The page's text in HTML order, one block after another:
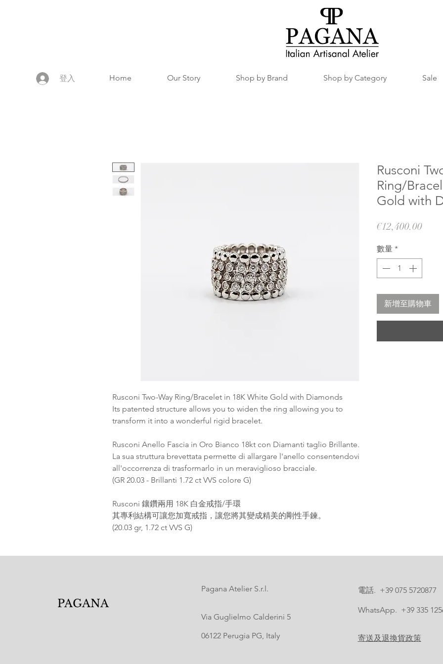
登入 Home Our Story Shop by Brand Shop by Category Sale
Rusconi Two-Way Ring/Bracelet in 18K White Gold with Diamonds
Its patented structure allows you to widen the ring allowing you to
transform it into a wonderful rigid bracelet.
Rusconi Anello Fascia in Oro Bianco 18kt con Diamanti taglio Brillante.
La sua struttura brevettata permette di allargare l'anello consentendovi
all'occorrenza di trasformarlo in un meraviglioso bracciale.
(GR 20.03 - Brillanti 1.72 ct VVS colore G)
Rusconi 鑲鑽兩用 18K 白金戒指/手環
其專利結構可讓您加寬戒指，讓您將其變成精美的剛性手鍊。
(20.03 gr, 1.72 ct VVS G)
Rusconi
Ring/
Gold with
€12,400.00價
數量 *
新增至購物車
PAGANA
Pagana Atelier S.r.l.
Via Guglielmo Calderini 5
06122 Perugia PG, Italy
電話. +39 075 5720877
WhatsApp. +39 335
寄送及退換貨政策